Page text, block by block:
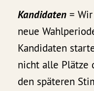
Kandidaten =
neue
Kandidaten
nicht alle Plätze
den späteren